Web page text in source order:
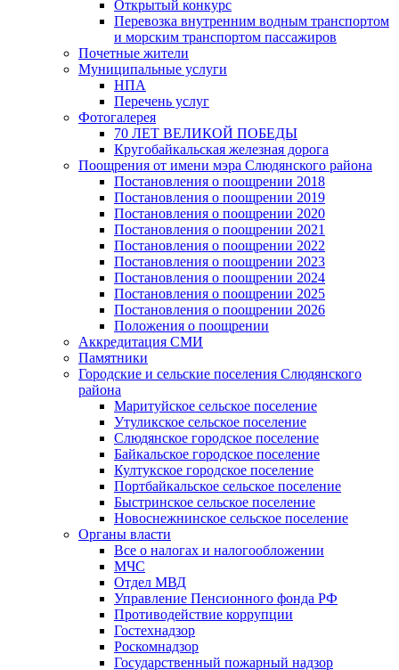
Открытый конкурс
Перевозка внутренним водным транспортом
и морским транспортом пассажиров
Почетные жители
Муниципальные услуги
НПА
Перечень услуг
Фотогалерея
70 ЛЕТ ВЕЛИКОЙ ПОБЕДЫ
Кругобайкальская железная дорога
Поощрения от имени мэра Слюдянского района
Постановления о поощрении 2018
Постановления о поощрении 2019
Постановления о поощрении 2020
Постановления о поощрении 2021
Постановления о поощрении 2022
Постановления о поощрении 2023
Постановления о поощрении 2024
Постановления о поощрении 2025
Постановления о поощрении 2026
Положения о поощрении
Аккредитация СМИ
Памятники
Городские и сельские поселения Слюдянского
района
Маритуйское сельское поселение
Утуликское сельское поселение
Слюдянское городское поселение
Байкальское городское поселение
Култукское городское поселение
Портбайкальское сельское поселение
Быстринское сельское поселение
Новоснежнинское сельское поселение
Органы власти
Все о налогах и налогообложении
МЧС
Отдел МВД
Управление Пенсионного фонда РФ
Противодействие коррупции
Гостехнадзор
Роскомнадзор
Государственный пожарный надзор